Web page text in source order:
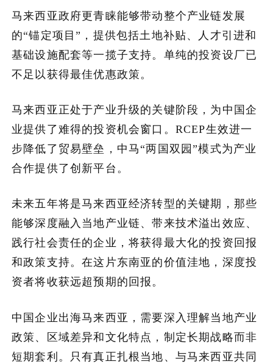
马来西亚政府更青睐能够带动整个产业链发展
的“锚定项目”，提供包括土地补贴、人才引进和
基础设施配套等一揽子支持。单纯的投资设厂已
不足以获得最佳优惠政策。
马来西亚正处于产业升级的关键阶段，为中国企
业提供了难得的投资机会窗口。RCEP生效进一
步降低了贸易壁垒，中马“两国双园”模式为产业
合作提供了创新平台。
未来五年将是马来西亚经济转型的关键期，那些
能够深度融入当地产业链、带来技术溢出效应、
践行社会责任的企业，将获得最大化的投资回报
和政策支持。在这片东南亚的价值洼地，深度投
资者将收获远超预期的回报。
中国企业出海马来西亚，需要深入理解当地产业
政策、区域差异和文化特点，制定长期战略而非
短期套利。只有真正扎根当地、与马来西亚共同